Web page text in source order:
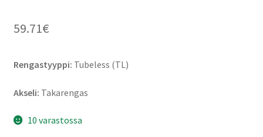
59.71€
Rengastyyppi: Tubeless (TL)
Akseli: Takarengas
10 varastossa